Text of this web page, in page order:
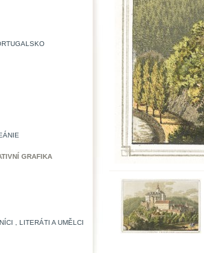
GRAFIKA
, LITERÁTI A UMĚLCI